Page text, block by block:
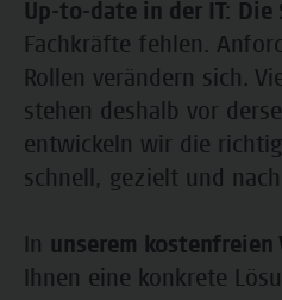
Up-to-date in der IT:
Fachkräfte fehlen.
Rollen verändern sich.
stehen deshalb vor
entwickeln wir die
schnell, gezielt und
In unserem kostenfreien
Ihnen eine konkrete